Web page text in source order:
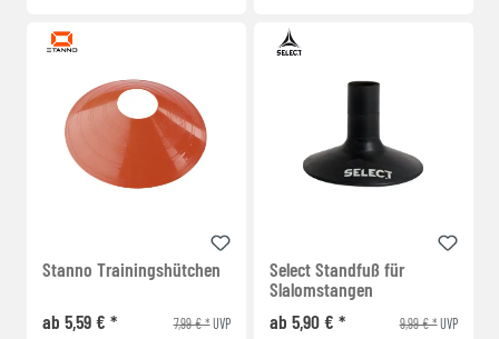
Stanno Trainingshütchen
ab 5,59 € * 7,99 € *UVP
Select Standfuß für
Slalomstangen
ab 5,90 € *
9,99 € *UVP